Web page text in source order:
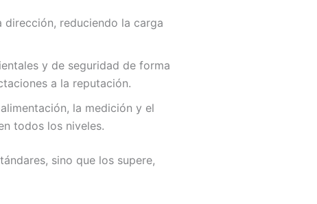
reduciendo la carga
y de seguridad de forma
a la reputación.
la medición y el
todos los niveles.
sino que los supere,